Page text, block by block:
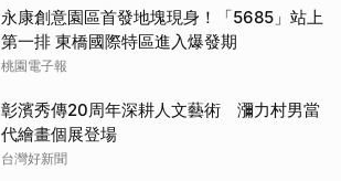
永康創意園區首發地塊現身！「5685」站上
第一排 東橋國際特區進入爆發期
桃園電子報
彰濱秀傳20周年深耕人文藝術 瀰力村男當
代繪畫個展登場
台灣好新聞